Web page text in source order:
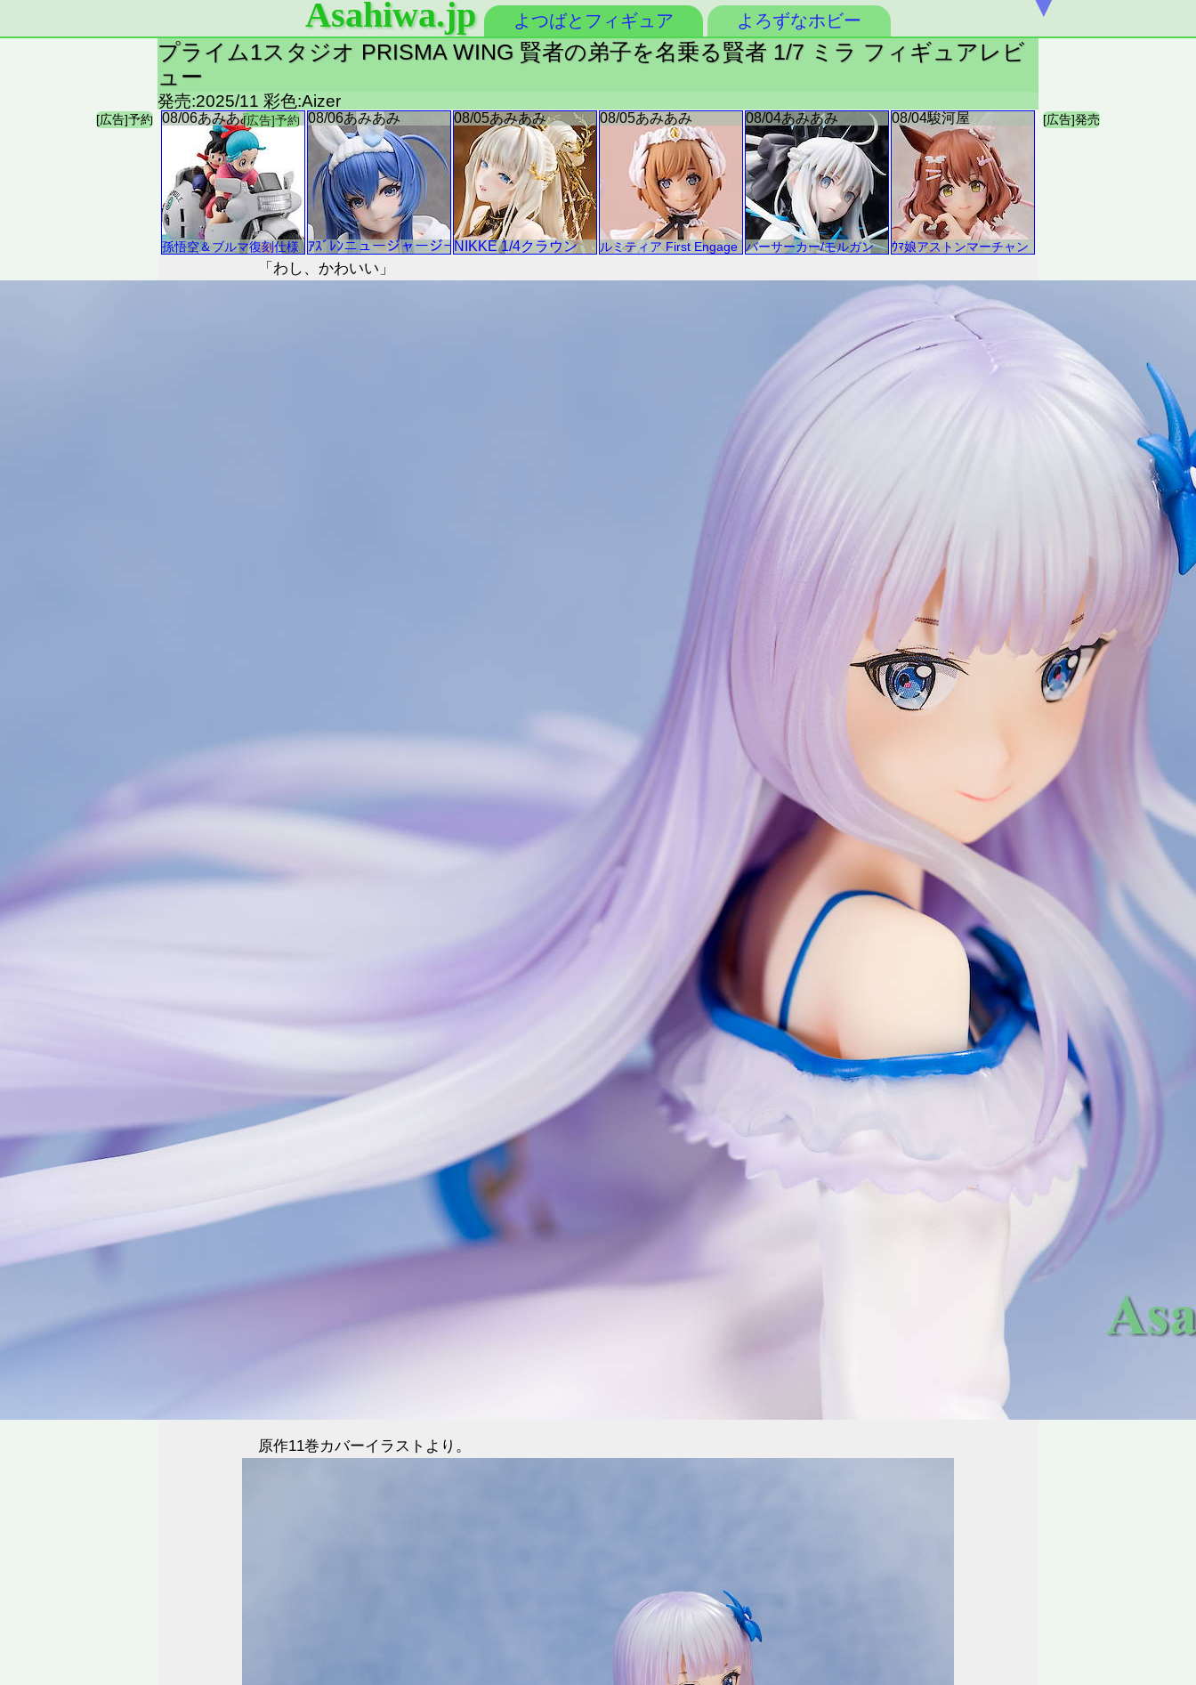
Asahiwa.jp よつばとフィギュア よろずなホビー
プライム1スタジオ PRISMA WING 賢者の弟子を名乗る賢者 1/7 ミラ フィギュアレビ
ュー
発売:2025/11 彩色:Aizer
「わし、かわいい」
原作11巻カバーイラストより。
▼